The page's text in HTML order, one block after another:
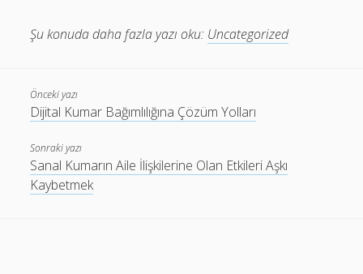
Şu konuda daha fazla yazı oku: Uncategorized
Önceki yazı
Dijital Kumar Bağımlılığına Çözüm Yolları
Sonraki yazı
Sanal Kumarın Aile İlişkilerine Olan Etkileri Aşkı
Kaybetmek